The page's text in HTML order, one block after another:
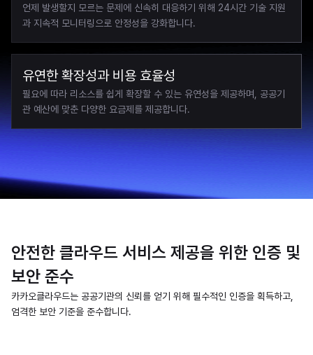
언제 발생할지 모르는 문제에 신속히 대응하기 위해 24시간 기술 지원
과 지속적 모니터링으로 안정성을 강화합니다.
유연한 확장성과 비용 효율성
필요에 따라 리소스를 쉽게 확장할 수 있는 유연성을 제공하며, 공공기
관 예산에 맞춘 다양한 요금제를 제공합니다.
안전한 클라우드 서비스 제공을 위한 인증 및
보안 준수
카카오클라우드는 공공기관의 신뢰를 얻기 위해 필수적인 인증을 획득하고,
엄격한 보안 기준을 준수합니다.